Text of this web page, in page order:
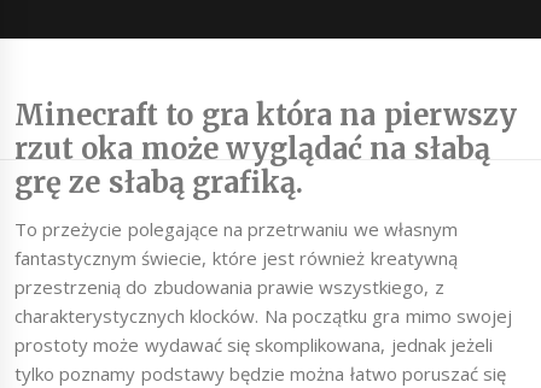
Minecraft to gra która na pierwszy
rzut oka może wyglądać na słabą
grę ze słabą grafiką.
To przeżycie polegające na przetrwaniu we własnym
fantastycznym świecie, które jest również kreatywną
przestrzenią do zbudowania prawie wszystkiego, z
charakterystycznych klocków. Na początku gra mimo swojej
prostoty może wydawać się skomplikowana, jednak jeżeli
tylko poznamy podstawy będzie można łatwo poruszać się